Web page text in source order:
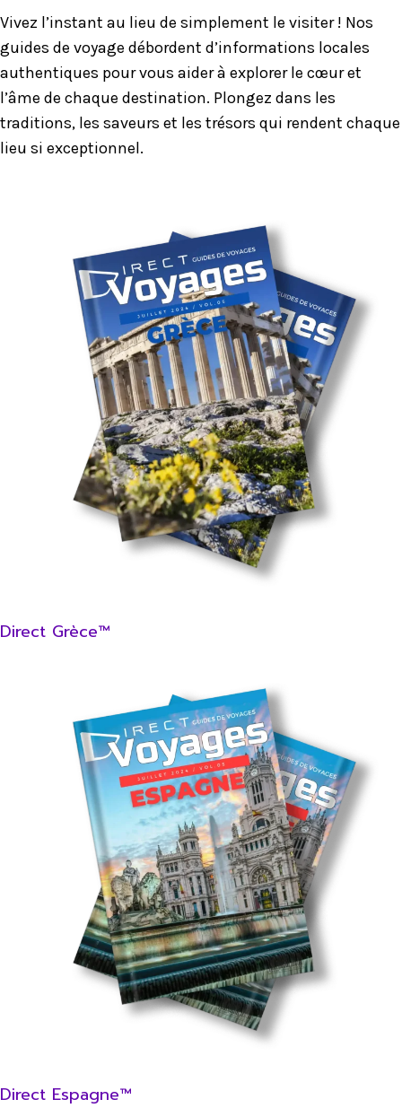
Vivez l’instant au lieu de simplement le visiter ! Nos
guides de voyage débordent d’informations locales
authentiques pour vous aider à explorer le cœur et
l’âme de chaque destination. Plongez dans les
traditions, les saveurs et les trésors qui rendent chaque
lieu si exceptionnel.
Direct Grèce™
Direct Espagne™